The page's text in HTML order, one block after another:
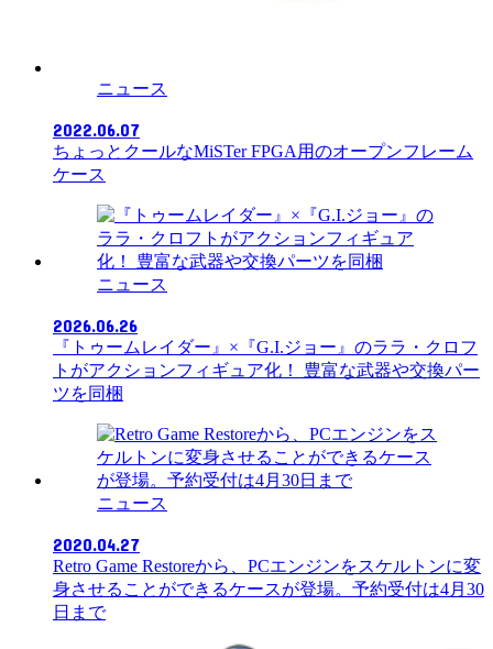
ニュース
2022.06.07
ちょっとクールなMiSTer FPGA用のオープンフレーム
ケース
ニュース
2026.06.26
『トゥームレイダー』×『G.I.ジョー』のララ・クロフ
トがアクションフィギュア化！ 豊富な武器や交換パー
ツを同梱
ニュース
2020.04.27
Retro Game Restoreから、PCエンジンをスケルトンに変
身させることができるケースが登場。予約受付は4月30
日まで